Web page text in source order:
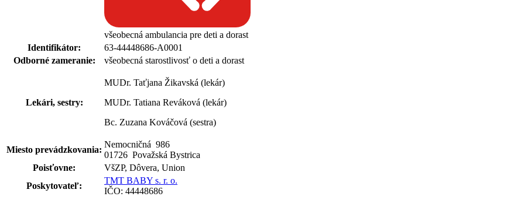
všeobecná ambulancia pre deti a dorast
Identifikátor:
63-44448686-A0001
Odborné zameranie:
všeobecná starostlivosť o deti a dorast
Lekári, sestry:
MUDr. Taťjana Žikavská (lekár)
MUDr. Tatiana Reváková (lekár)
Bc. Zuzana Kováčová (sestra)
Miesto prevádzkovania:
Nemocničná 986
01726 Považská Bystrica
Poisťovne:
VšZP, Dôvera, Union
Poskytovateľ:
TMT BABY s. r. o.
IČO: 44448686